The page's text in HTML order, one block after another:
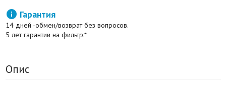
 Гарантия
14 дней -обмен/возврат без вопросов.
5 лет гарантии на фильтр.*
Опис